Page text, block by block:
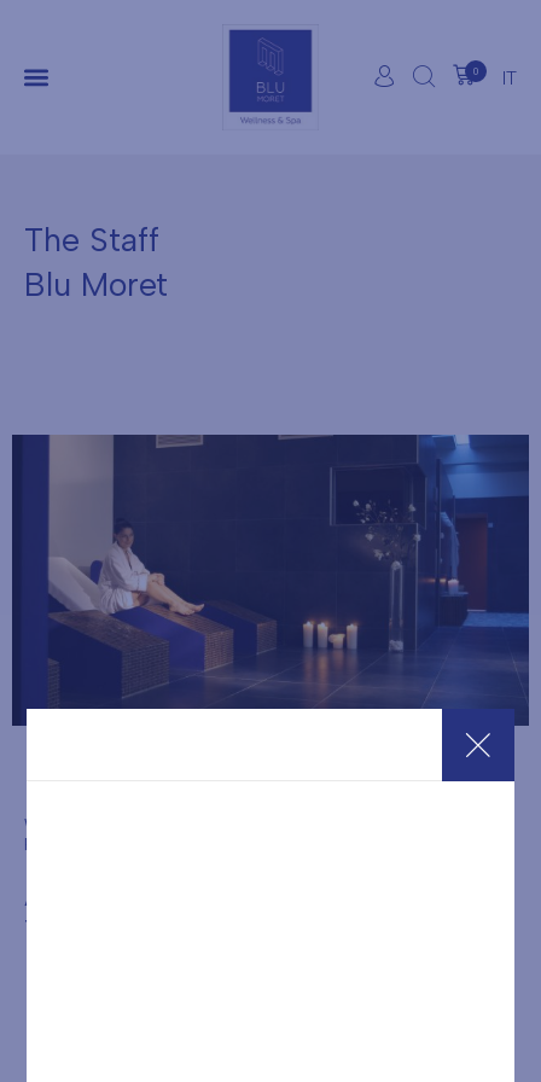
0 IT
The Staff
Blu Moret
WE LIKE TO THINK THAT OUR PROFESSIONALS ARE THE
A GREAT SPA IS REFLECTED IN A GREAT
TEAM